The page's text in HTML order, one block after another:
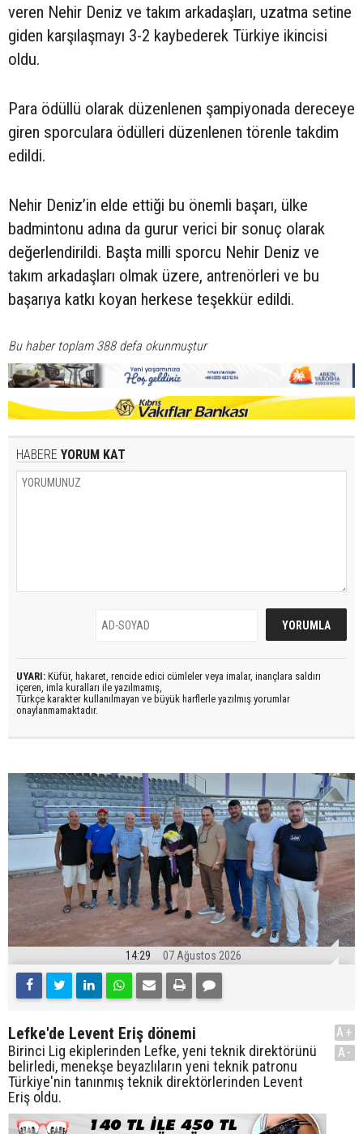
veren Nehir Deniz ve takım arkadaşları, uzatma setine
giden karşılaşmayı 3-2 kaybederek Türkiye ikincisi
oldu.
Para ödüllü olarak düzenlenen şampiyonada dereceye
giren sporculara ödülleri düzenlenen törenle takdim
edildi.
Nehir Deniz’in elde ettiği bu önemli başarı, ülke
badmintonu adına da gurur verici bir sonuç olarak
değerlendirildi. Başta milli sporcu Nehir Deniz ve
takım arkadaşları olmak üzere, antrenörleri ve bu
başarıya katkı koyan herkese teşekkür edildi.
Bu haber toplam 388 defa okunmuştur
HABERE YORUM KAT
UYARI: Küfür, hakaret, rencide edici cümleler veya imalar, inançlara saldırı
içeren, imla kuralları ile yazılmamış,
Türkçe karakter kullanılmayan ve büyük harflerle yazılmış yorumlar
onaylanmamaktadır.
14:29 07 Ağustos 2026
Lefke'de Levent Eriş dönemi
Birinci Lig ekiplerinden Lefke, yeni teknik direktörünü
belirledi, menekşe beyazlıların yeni teknik patronu
Türkiye'nin tanınmış teknik direktörlerinden Levent
Eriş oldu.
A+
A-